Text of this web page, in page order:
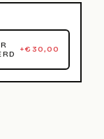
+€ 30,00